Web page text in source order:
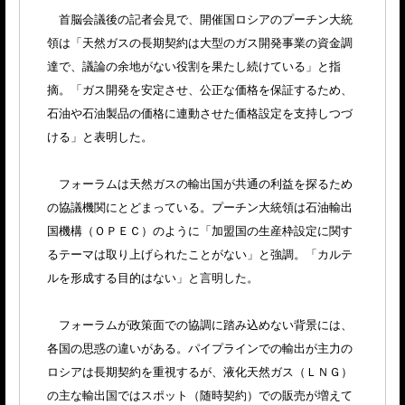
首脳会議後の記者会見で、開催国ロシアのプーチン大統
領は「天然ガスの長期契約は大型のガス開発事業の資金調
達で、議論の余地がない役割を果たし続けている」と指
摘。「ガス開発を安定させ、公正な価格を保証するため、
石油や石油製品の価格に連動させた価格設定を支持しつづ
ける」と表明した。
フォーラムは天然ガスの輸出国が共通の利益を探るため
の協議機関にとどまっている。プーチン大統領は石油輸出
国機構（ＯＰＥＣ）のように「加盟国の生産枠設定に関す
るテーマは取り上げられたことがない」と強調。「カルテ
ルを形成する目的はない」と言明した。
フォーラムが政策面での協調に踏み込めない背景には、
各国の思惑の違いがある。パイプラインでの輸出が主力の
ロシアは長期契約を重視するが、液化天然ガス（ＬＮＧ）
の主な輸出国ではスポット（随時契約）での販売が増えて